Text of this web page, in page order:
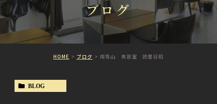
ブログ
HOME ブログ 南青山 美容室 読書日和
BLOG